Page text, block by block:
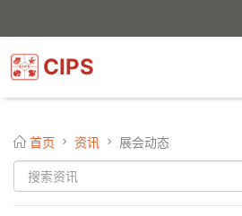
CIPS
首页 资讯 展会动态